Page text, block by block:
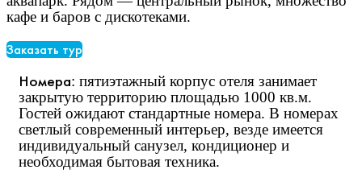
кафе и баров с дискотеками.
Заказать тур
Номера: пятиэтажный корпус отеля занимает
закрытую территорию площадью 1000 кв.м.
Гостей ожидают стандартные номера. В номерах
светлый современный интерьер, везде имеется
индивидуальный санузел, кондиционер и
необходимая бытовая техника.